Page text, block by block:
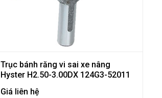
Trục bánh răng vi sai xe nâng
Hyster H2.50-3.00DX 124G3-52011
Giá liên hệ